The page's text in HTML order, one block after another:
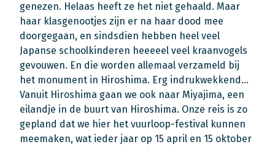
genezen. Helaas heeft ze het niet gehaald. Maar
haar klasgenootjes zijn er na haar dood mee
doorgegaan, en sindsdien hebben heel veel
Japanse schoolkinderen heeeeel veel kraanvogels
gevouwen. En die worden allemaal verzameld bij
het monument in Hiroshima. Erg indrukwekkend…
Vanuit Hiroshima gaan we ook naar Miyajima, een
eilandje in de buurt van Hiroshima. Onze reis is zo
gepland dat we hier het vuurloop-festival kunnen
meemaken, wat ieder jaar op 15 april en 15 oktober